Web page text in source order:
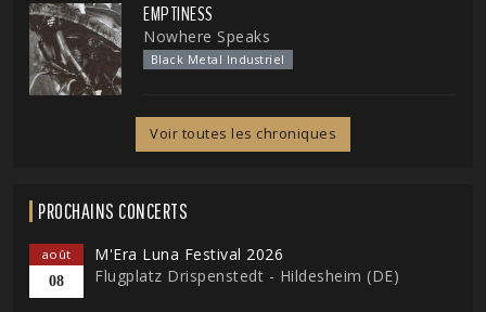
EMPTINESS
Nowhere Speaks
Black Metal Industriel
Voir toutes les chroniques
PROCHAINS CONCERTS
août
08
M'Era Luna Festival 2026
Flugplatz Drispenstedt - Hildesheim (DE)